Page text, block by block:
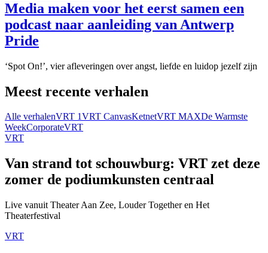
Media maken voor het eerst samen een
podcast naar aanleiding van Antwerp
Pride
‘Spot On!’, vier afleveringen over angst, liefde en luidop jezelf zijn
Meest recente verhalen
Alle verhalenVRT 1VRT CanvasKetnetVRT MAXDe Warmste
WeekCorporateVRT
VRT
Van strand tot schouwburg: VRT zet deze
zomer de podiumkunsten centraal
Live vanuit Theater Aan Zee, Louder Together en Het
Theaterfestival
VRT